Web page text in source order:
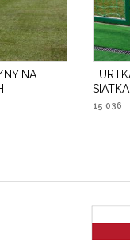
NA
15 036